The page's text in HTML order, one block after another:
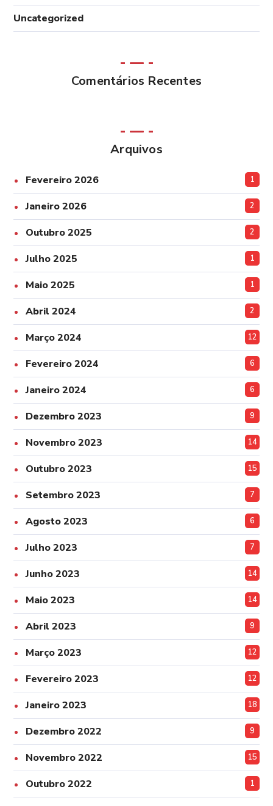
Uncategorized
Comentários Recentes
Arquivos
Fevereiro 2026 1
Janeiro 2026 2
Outubro 2025 2
Julho 2025 1
Maio 2025 1
Abril 2024 2
Março 2024 12
Fevereiro 2024 6
Janeiro 2024 6
Dezembro 2023 9
Novembro 2023 14
Outubro 2023 15
Setembro 2023 7
Agosto 2023 6
Julho 2023 7
Junho 2023 14
Maio 2023 14
Abril 2023 9
Março 2023 12
Fevereiro 2023 12
Janeiro 2023 18
Dezembro 2022 9
Novembro 2022 15
Outubro 2022 1